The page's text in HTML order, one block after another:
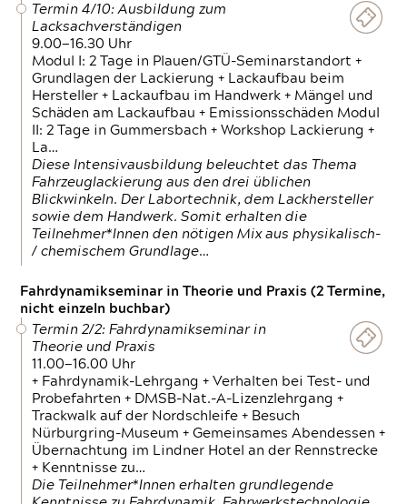
Termin 4/10: Ausbildung zum
Lacksachverständigen
9.00—16.30 Uhr
Modul I: 2 Tage in Plauen/GTÜ-Seminarstandort +
Grundlagen der Lackierung + Lackaufbau beim
Hersteller + Lackaufbau im Handwerk + Mängel und
Schäden am Lackaufbau + Emissionsschäden Modul
II: 2 Tage in Gummersbach + Workshop Lackierung +
La…
Diese Intensivausbildung beleuchtet das Thema
Fahrzeuglackierung aus den drei üblichen
Blickwinkeln. Der Labortechnik, dem Lackhersteller
sowie dem Handwerk. Somit erhalten die
Teilnehmer*Innen den nötigen Mix aus physikalisch-
/ chemischem Grundlage…
Fahrdynamikseminar in Theorie und Praxis (2 Termine,
nicht einzeln buchbar)
Termin 2/2: Fahrdynamikseminar in
Theorie und Praxis
11.00—16.00 Uhr
+ Fahrdynamik-Lehrgang + Verhalten bei Test- und
Probefahrten + DMSB-Nat.-A-Lizenzlehrgang +
Trackwalk auf der Nordschleife + Besuch
Nürburgring-Museum + Gemeinsames Abendessen +
Übernachtung im Lindner Hotel an der Rennstrecke
+ Kenntnisse zu…
Die Teilnehmer*Innen erhalten grundlegende